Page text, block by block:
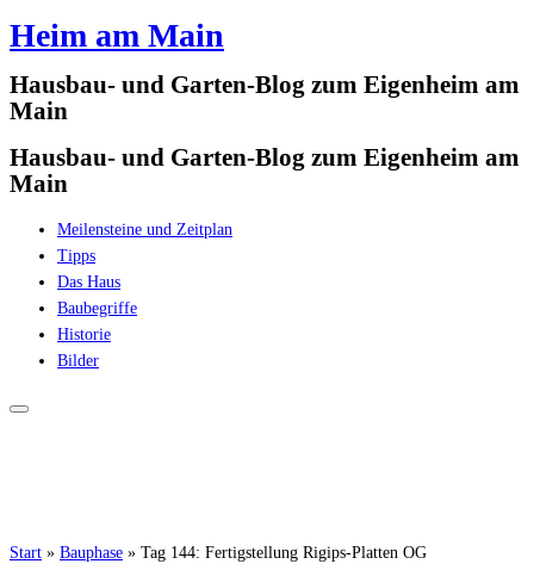
Zum
springen
Heim am Main
Hausbau- und Garten-Blog zum Eigenheim am
Main
Hausbau- und Garten-Blog zum Eigenheim am
Main
Meilensteine und Zeitplan
Tipps
Das Haus
Baubegriffe
Historie
Bilder
Start » Bauphase » Tag 144: Fertigstellung Rigips-Platten OG